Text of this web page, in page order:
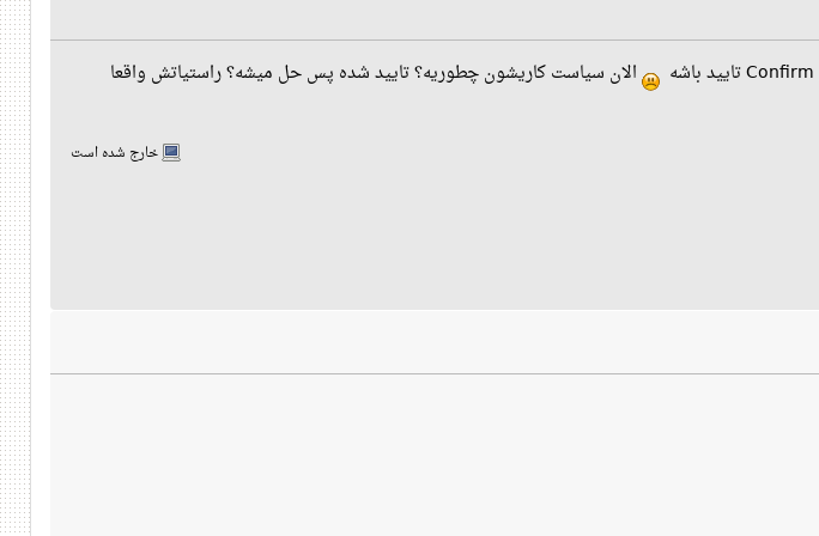
الان سیاست کاریشون چطوریه؟ تایید شده پس حل میشه؟ راستیاتش واقعا
خارج شده است